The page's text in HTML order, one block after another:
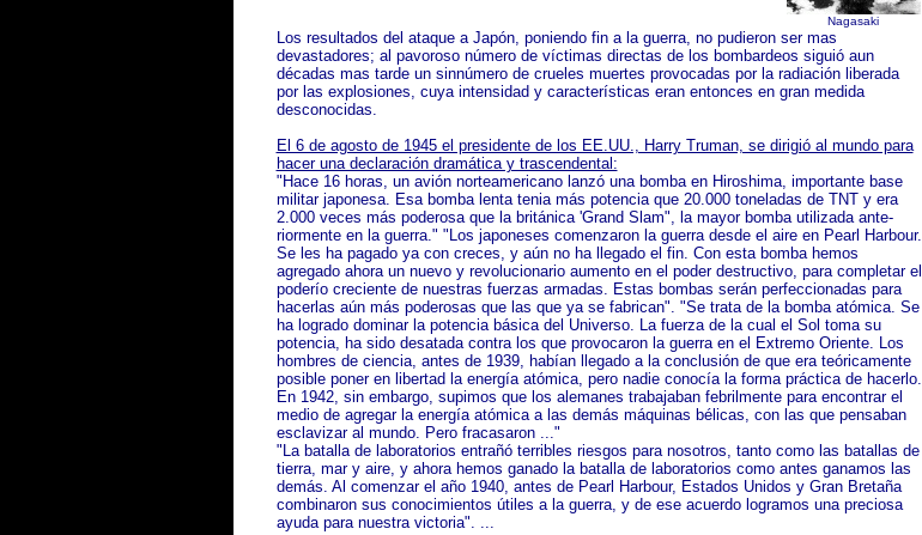
Nagasaki
Los resultados del ataque a Japón, poniendo fin a la guerra, no pudieron ser mas
devastadores; al pavoroso número de víctimas directas de los bombardeos siguió aun
décadas mas tarde un sinnúmero de crueles muertes provocadas por la radiación liberada
por las explosiones, cuya intensidad y características eran entonces en gran medida
desconocidas.
El 6 de agosto de 1945 el presidente de los EE.UU., Harry Truman, se dirigió al mundo para
hacer una declaración dramática y trascendental:
"Hace 16 horas, un avión norteamericano lanzó una bomba en Hiroshima, importante base
militar japonesa. Esa bomba lenta tenia más potencia que 20.000 toneladas de TNT y era
2.000 veces más poderosa que la británica 'Grand Slam", la mayor bomba utilizada ante­
riormente en la guerra." "Los japoneses comenzaron la guerra desde el aire en Pearl Harbour.
Se les ha pagado ya con creces, y aún no ha llegado el fin. Con esta bomba hemos
agregado ahora un nuevo y revolucionario aumento en el poder destructivo, para completar el
poderío creciente de nuestras fuerzas armadas. Estas bombas serán perfeccionadas para
ha­cerlas aún más poderosas que las que ya se fabrican". "Se trata de la bomba atómica. Se
ha logrado dominar la potencia básica del Universo. La fuerza de la cual el Sol toma su
potencia, ha sido desatada con­tra los que provocaron la guerra en el Extremo Oriente. Los
hombres de ciencia, antes de 1939, habían llegado a la conclusión de que era teóricamente
po­sible poner en libertad la energía atómica, pero nadie conocía la forma prác­tica de hacerlo.
En 1942, sin embargo, supimos que los alemanes trabajaban febrilmente para encontrar el
medio de agregar la energía atómica a las demás máquinas bélicas, con las que pensaban
esclavizar al mundo. Pero fracasaron ..."
"La batalla de laboratorios entrañó terribles riesgos para nosotros, tanto como las batallas de
tierra, mar y aire, y ahora hemos ganado la batalla de labo­ratorios como antes ganamos las
demás. Al comenzar el año 1940, antes de Pearl Harbour, Estados Unidos y Gran Bretaña
combinaron sus conocimientos útiles a la guerra, y de ese acuerdo logramos una preciosa
ayuda para nues­tra victoria". ...